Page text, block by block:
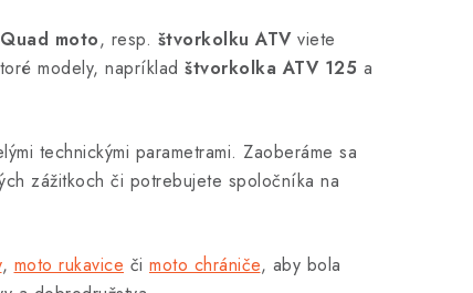
Quad moto, resp. štvorkolku ATVviete
modely, napríklad štvorkolka ATV 125 a
technickými parametrami. Zaoberáme sa
zážitkoch či potrebujete spoločníka na
, moto rukavice či moto chrániče, aby bola